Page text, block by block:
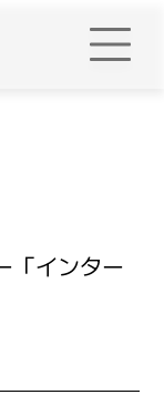
「インター